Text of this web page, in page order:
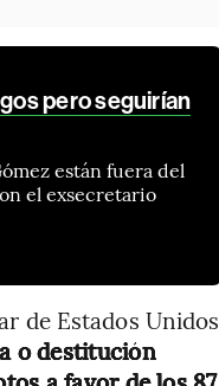
pero seguirían
están fuera del
el exsecretario
de Estados Unidos
o destitución